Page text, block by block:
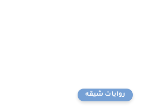
روايات شيقه